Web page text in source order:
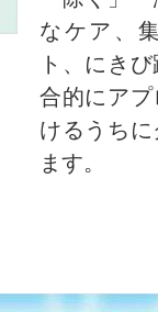
なケア、
ト、にき
合的にア
けるうち
ます